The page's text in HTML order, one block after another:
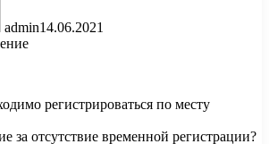
admin14.06.2021
регистрироваться по месту
за отсутствие временной регистрации?